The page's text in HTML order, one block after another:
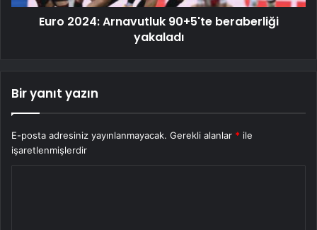
Euro 2024: Arnavutluk 90+5'te beraberliği
yakaladı
Bir yanıt yazın
E-posta adresiniz yayınlanmayacak. Gerekli alanlar * ile
işaretlenmişlerdir